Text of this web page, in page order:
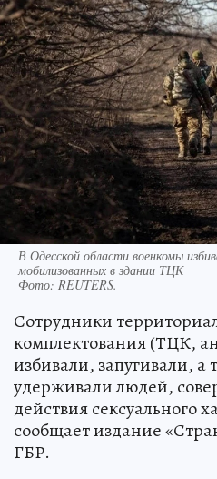
В Одесской области военкомы
мобилизованных в здании ТЦК
Фото: REUTERS.
Сотрудники
комплектования (ТЦК,
избивали, запугивали, а
удерживали людей,
действия сексуального
сообщает издание
ГБР.